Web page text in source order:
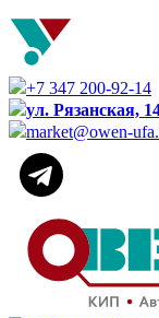
+7 347 200-92-14
ул. Рязанская,
market@owen-